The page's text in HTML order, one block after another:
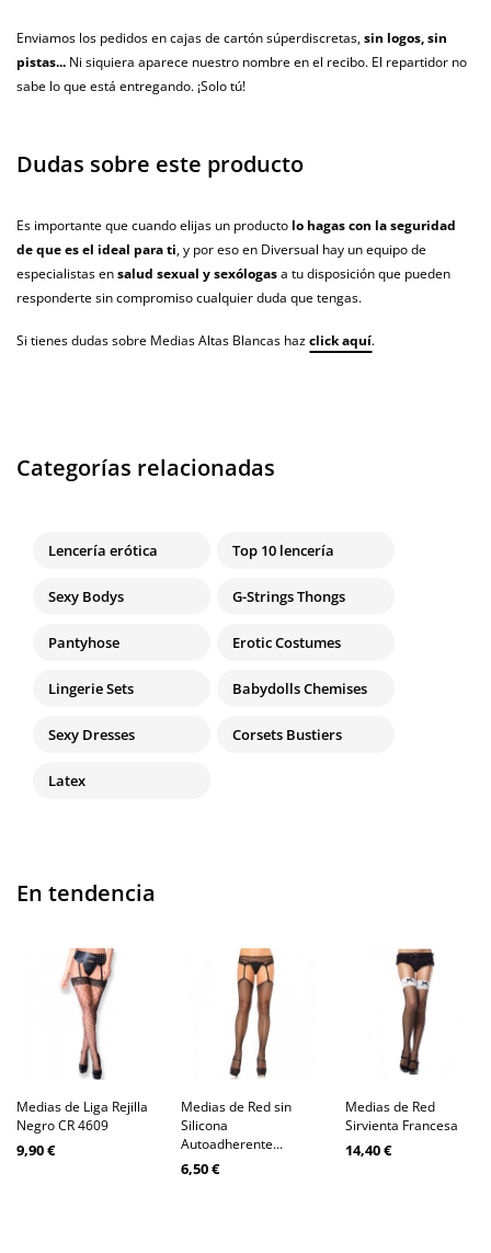
Enviamos los pedidos en cajas de cartón súperdiscretas,sin logos, sin
pistas... Ni siquiera aparece nuestro nombre en el recibo. El repartidor no
sabe lo que está entregando. ¡Solo tú!
Dudas sobre este producto
Es importante que cuando elijas un producto lo hagas con la seguridad
de que es el ideal para ti, y por eso en Diversual hay un equipo de
especialistas ensalud sexual y sexólogasa tu disposición que pueden
responderte sin compromiso cualquier duda que tengas.
Si tienes dudas sobre Medias Altas Blancas hazclick aquí.
Categorías relacionadas
Lencería erótica Top 10 lencería
Sexy Bodys G-Strings Thongs
Pantyhose Erotic Costumes
Lingerie Sets Babydolls Chemises
Sexy Dresses Corsets Bustiers
Latex
En tendencia
Medias de Liga Rejilla
Negro CR 4609
9,90 €
Medias de Red sin
Silicona
Autoadherente...
6,50 €
Medias de Red
Sirvienta Francesa
14,40 €